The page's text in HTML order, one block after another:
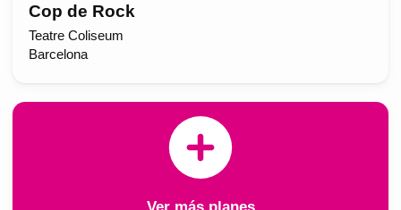
Cop de Rock
Teatre Coliseum
Barcelona
Ver más planes